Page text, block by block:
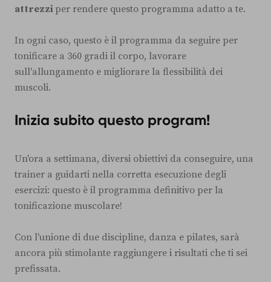
attrezzi per rendere questo programma adatto a te.
In ogni caso, questo è il programma da seguire per
tonificare a 360 gradi il corpo, lavorare
sull'allungamento e migliorare la flessibilità dei
muscoli.
Inizia subito questo program!
Un'ora a settimana, diversi obiettivi da conseguire, una
trainer a guidarti nella corretta esecuzione degli
esercizi: questo è il programma definitivo per la
tonificazione muscolare!
Con l'unione di due discipline, danza e pilates, sarà
ancora più stimolante raggiungere i risultati che ti sei
prefissata.